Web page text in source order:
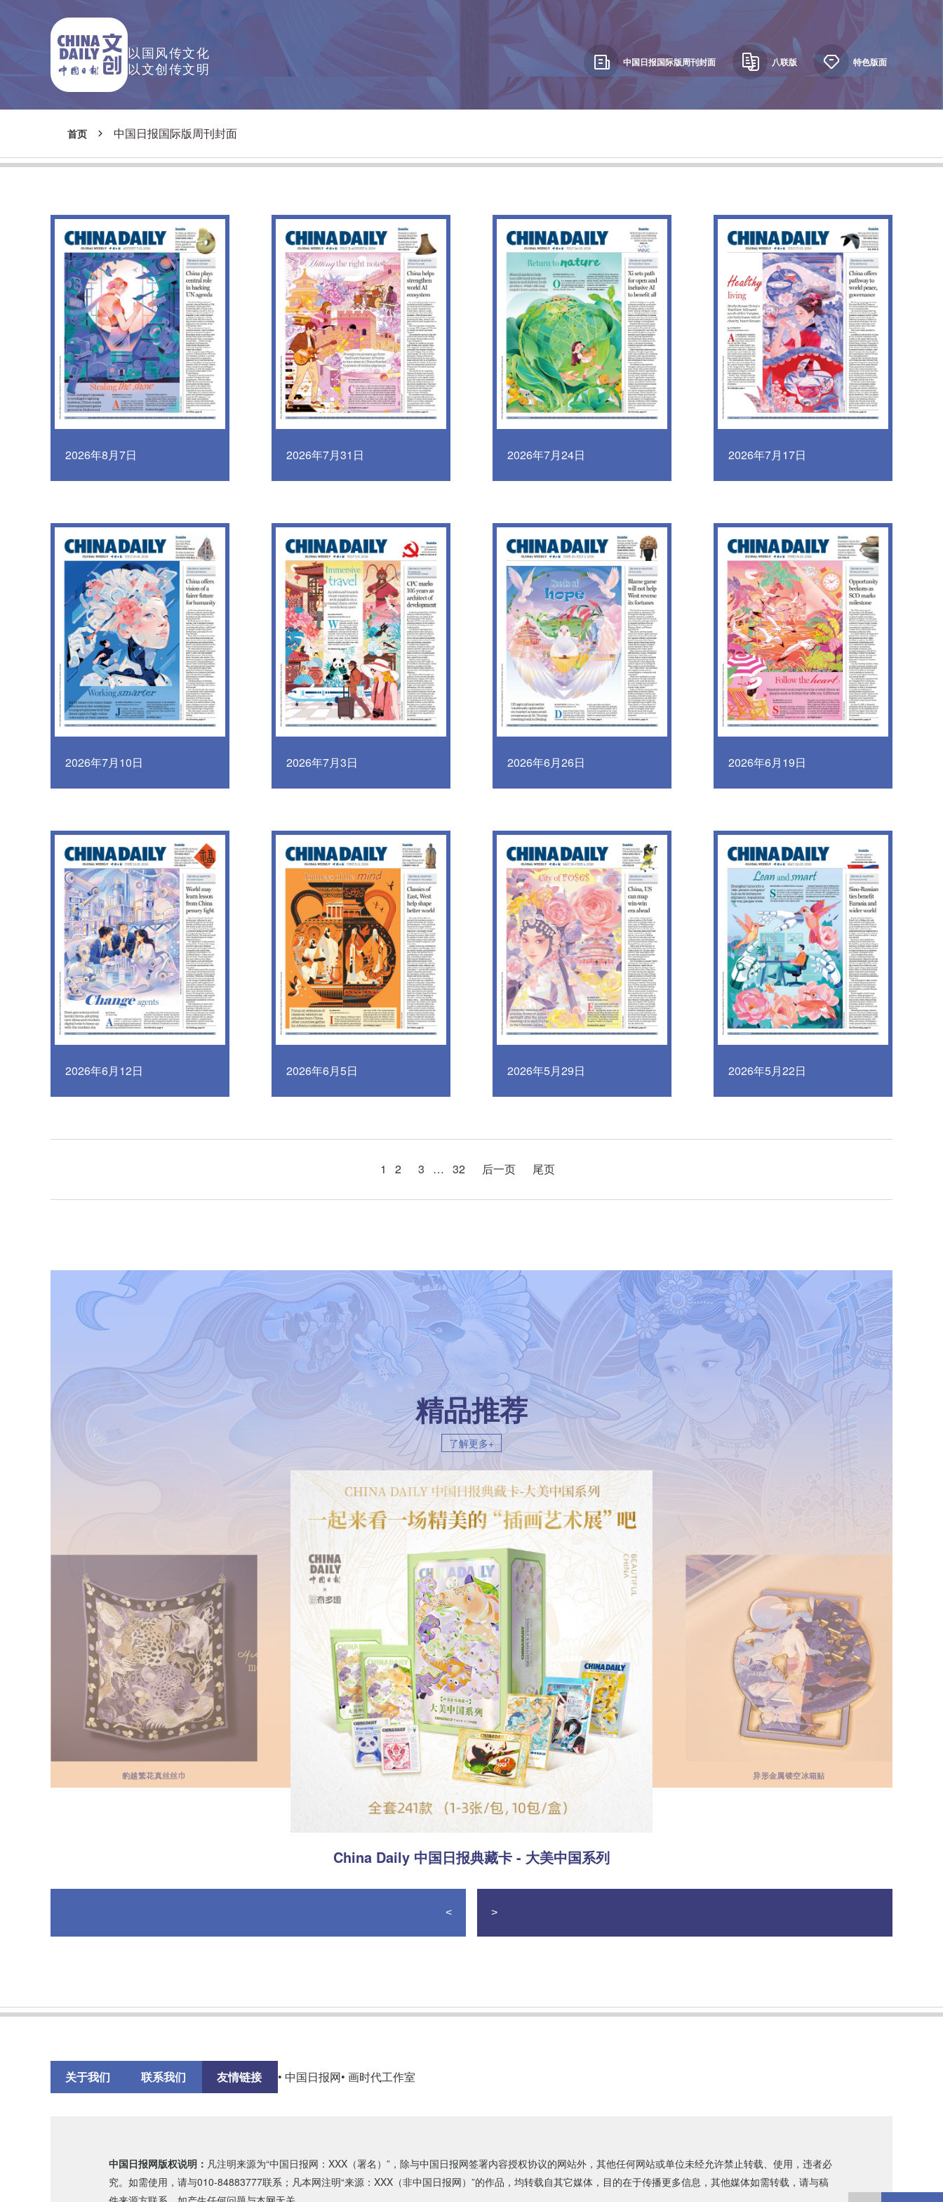
以国风传文化
以文创传文明
中国日报国际版周刊封面 八联版 特色版面
首页 中国日报国际版周刊封面
2026年8月7日 2026年7月31日 2026年7月24日 2026年7月17日
2026年7月10日 2026年7月3日 2026年6月26日 2026年6月19日
2026年6月12日 2026年6月5日 2026年5月29日 2026年5月22日
1 2 3 … 32 后一页 尾页
精品推荐
了解更多+
豹越繁花真丝丝巾
China Daily 中国日报典藏卡 - 大美中国系列
异形金属镂空冰箱贴
< >
关于我们 联系我们 友情链接 • 中国日报网• 画时代工作室
中国日报网版权说明： 凡注明来源为“中国日报网：XXX（署名）”，除与中国日报网签署内容授权协议的网站外，其他任何网站或单位未经允许禁止转载、使用，违者必
究。如需使用，请与010-84883777联系；凡本网注明“来源：XXX（非中国日报网）”的作品，均转载自其它媒体，目的在于传播更多信息，其他媒体如需转载，请与稿